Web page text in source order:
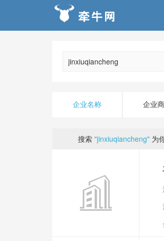
企业名称 企业
搜索 "jinxiuqiancheng" 为